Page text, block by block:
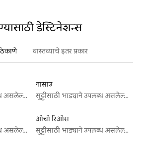
डेस्टिनेशन्स
वास्तव्याचे इतर प्रकार
सुट्टीसाठी भाड्याने उपलब्ध असलेल्या जागा
नासाउ
सुट्टीसाठी भाड्याने उपलब्ध असलेल्या जागा
सुट्टीसाठी भाड्याने उपलब्ध असलेल्या जागा
ओचो रिओस
सुट्टीसाठी भाड्याने उपलब्ध असलेल्या जागा